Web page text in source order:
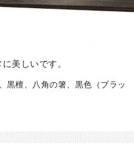
美しいです。
黒檀、八角の箸、黒色（ブラッ